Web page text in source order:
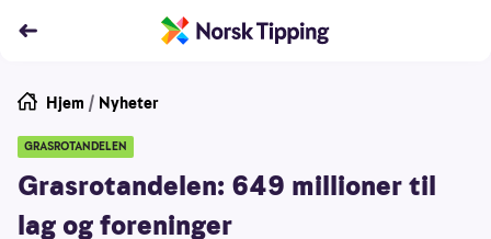
Hjem / Nyheter
GRASROTANDELEN
Grasrotandelen: 649 millioner til
lag og foreninger